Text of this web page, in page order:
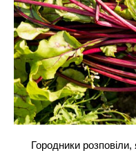
Городники